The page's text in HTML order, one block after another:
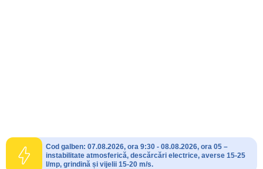
Cod galben: 07.08.2026, ora 9:30 - 08.08.2026, ora 05 –
instabilitate atmosferică, descărcări electrice, averse 15-25
l/mp, grindină și vijelii 15-20 m/s.